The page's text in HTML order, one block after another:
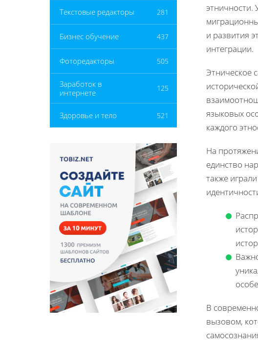
Текстовые редакторы 281
Бизнес обучение 437
Фоторедакторы 505
Заработок в
интернете
125
Здоровье и тело 521
этничности.
и развития
интеграции.
Этническое
языковых
каждого
На
единство
также
В
вызовом,